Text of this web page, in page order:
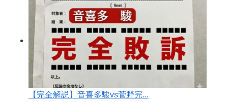
【完全解説】音喜多駿vs菅野完...